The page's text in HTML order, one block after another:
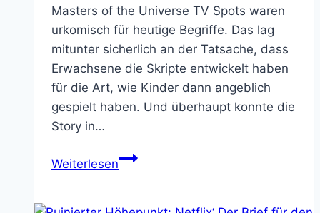
Masters of the Universe TV Spots waren
urkomisch für heutige Begriffe. Das lag
mitunter sicherlich an der Tatsache, dass
Erwachsene die Skripte entwickelt haben
für die Art, wie Kinder dann angeblich
gespielt haben. Und überhaupt konnte die
Story in…
WeiterlesenHe-